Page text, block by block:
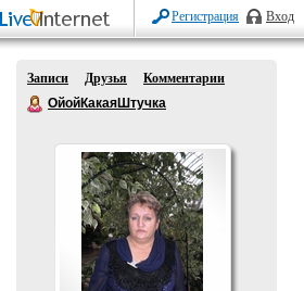
Регистрация Вход
Записи Друзья
Комментарии
ОйойКакаяШтучка